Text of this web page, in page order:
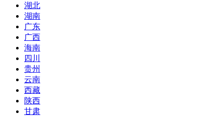
湖北
湖南
广东
广西
海南
四川
贵州
云南
西藏
陕西
甘肃